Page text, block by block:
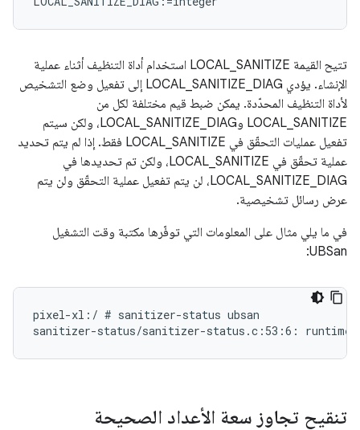
تتيح القيمة LOCAL_SANITIZE استخدام أداة التنظيف أثناء عملية
الإنشاء. يؤدي LOCAL_SANITIZE_DIAG إلى تفعيل وضع التشخيص
لأداة التنظيف المحدّدة. يمكن ضبط قيم مختلفة لكل من
LOCAL_SANITIZE وLOCAL_SANITIZE_DIAG، ولكن سيتم
تفعيل عمليات التحقّق في LOCAL_SANITIZE فقط. إذا لم يتم تحديد
عملية تحقّق في LOCAL_SANITIZE، ولكن تم تحديدها في
LOCAL_SANITIZE_DIAG، لن يتم تفعيل عملية التحقّق ولن يتم
عرض رسائل تشخيصية.
في ما يلي مثال على المعلومات التي توفّرها مكتبة وقت التشغيل
UBSan:
pixel-xl:/ # sanitizer-status ubsan
تنقيح تجاوز سعة الأعداد الصحيحة